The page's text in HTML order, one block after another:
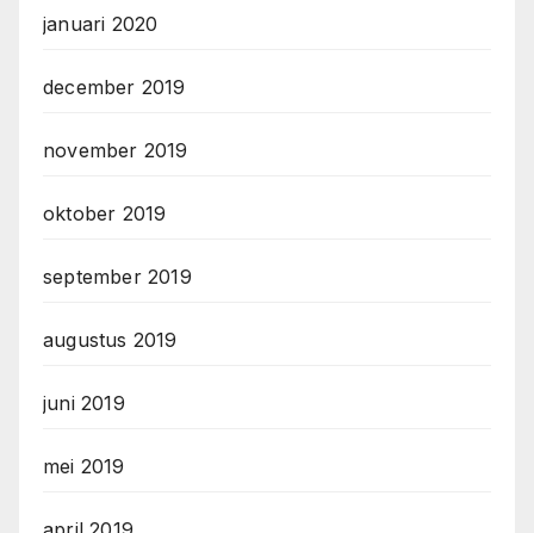
januari 2020
december 2019
november 2019
oktober 2019
september 2019
augustus 2019
juni 2019
mei 2019